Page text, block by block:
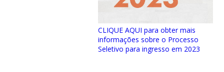
CLIQUE AQUI para obter mais
informações sobre o Processo
Seletivo para ingresso em 2023